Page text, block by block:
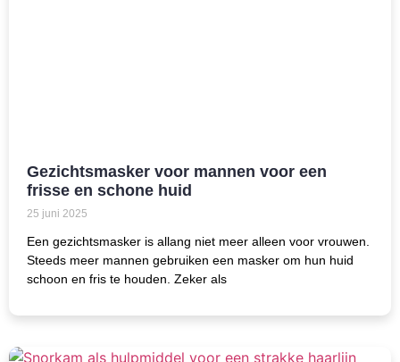
Gezichtsmasker voor mannen voor een
frisse en schone huid
25 juni 2025
Een gezichtsmasker is allang niet meer alleen voor vrouwen.
Steeds meer mannen gebruiken een masker om hun huid
schoon en fris te houden. Zeker als